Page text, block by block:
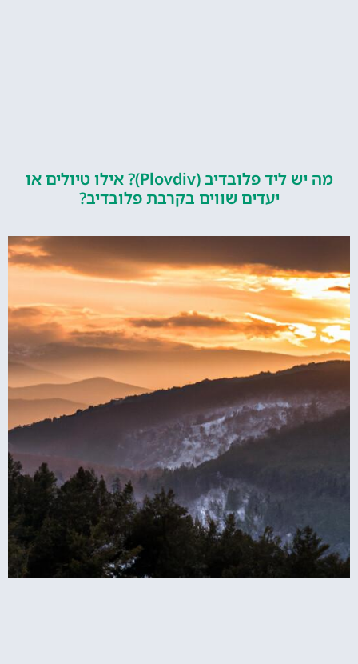
מה יש ליד פלובדיב (Plovdiv)? אילו טיולים או
יעדים שווים בקרבת פלובדיב?